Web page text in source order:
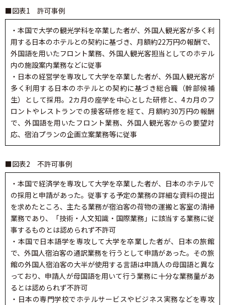
■図表1 許可事例
・本国で大学の観光学科を卒業した者が、外国人観光客が多く利
用する日本のホテルとの契約に基づき、月額約22万円の報酬で、
外国語を用いたフロント業務、外国人観光客担当としてのホテル
内の施設案内業務などに従事
・日本の経営学を専攻して大学を卒業した者が、外国人観光客が
多く利用する日本のホテルとの契約に基づき総合職（幹部候補
生）として採用。2カ月の座学を中心とした研修と、4カ月のフ
ロントやレストランでの接客研修を経て、月額約30万円の報酬
で、外国語を用いたフロント業務、外国人観光客からの要望対
応、宿泊プランの企画立案業務等に従事
■図表2 不許可事例
・本国で経済学を専攻して大学を卒業した者が、日本のホテルで
の採用と申請があった。従事する予定の業務の詳細な資料の提出
を求めたところ、主たる業務が宿泊客の荷物の運搬と客室の清掃
業務であり、「技術・人文知識・国際業務」に該当する業務に従
事するものとは認められず不許可
・本国で日本語学を専攻して大学を卒業した者が、日本の旅館
で、外国人宿泊客の通訳業務を行うとして申請があった。その旅
館の外国人宿泊客の大半が使用する言語は申請人の母国語と異な
っており、申請人が母国語を用いて行う業務に十分な業務量があ
るとは認められず不許可
・日本の専門学校でホテルサービスやビジネス実務などを専攻